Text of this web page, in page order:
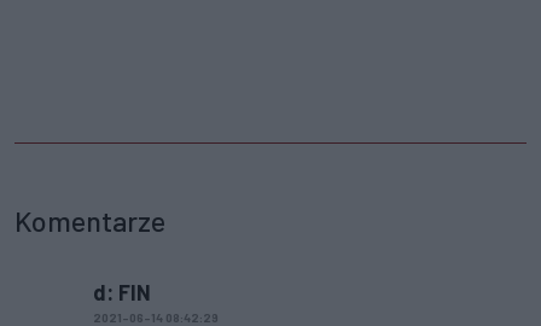
Komentarze
d: FIN
2021-06-14 08:42:29